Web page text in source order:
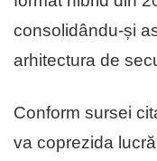
consolidându-și
arhitectura de
Conform sursei
va coprezida